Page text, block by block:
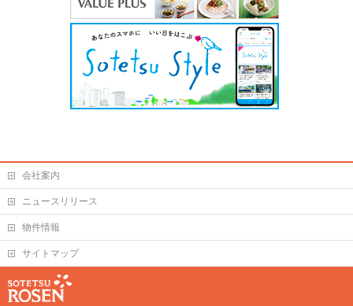
会社案内
ニュースリリース
物件情報
サイトマップ